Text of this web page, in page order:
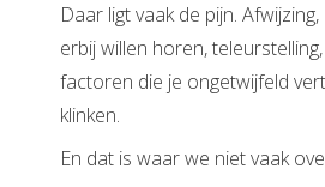
Daar ligt vaak de pijn.
erbij willen horen,
factoren die je ongetwijfeld
klinken.
En dat is waar we niet vaak